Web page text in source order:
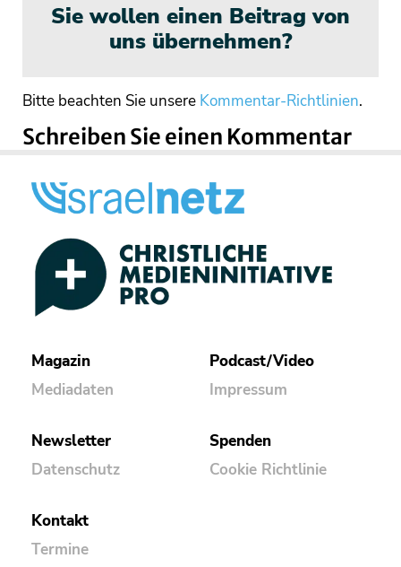
Sie wollen einen Beitrag von
uns übernehmen?
Bitte beachten Sie unsere Kommentar-Richtlinien.
Schreiben Sie einen Kommentar
Magazin
Mediadaten
Podcast/Video
Impressum
Newsletter
Datenschutz
Spenden
Cookie Richtlinie
Kontakt
Termine